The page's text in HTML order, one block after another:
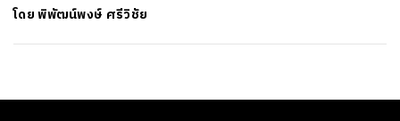
โดยพิพัฒน์พงษ์ ศรีวิชัย